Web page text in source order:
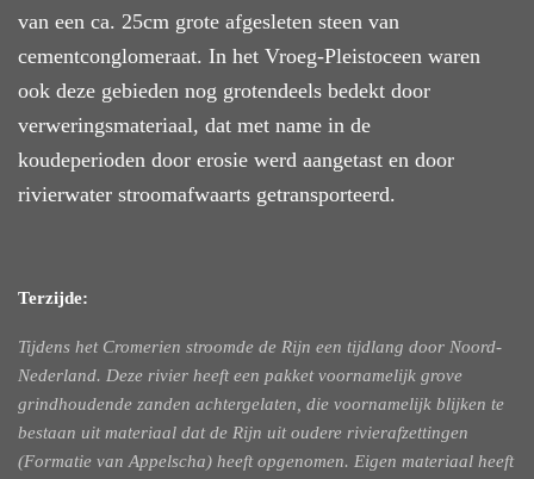
van een ca. 25cm grote afgesleten steen van
cementconglomeraat. In het Vroeg-Pleistoceen waren
ook deze gebieden nog grotendeels bedekt door
verweringsmateriaal, dat met name in de
koudeperioden door erosie werd aangetast en door
rivierwater stroomafwaarts getransporteerd.
Terzijde:
Tijdens het Cromerien stroomde de Rijn een tijdlang door Noord-
Nederland. Deze rivier heeft een pakket voornamelijk grove
grindhoudende zanden achtergelaten, die voornamelijk blijken te
bestaan uit materiaal dat de Rijn uit oudere rivierafzettingen
(Formatie van Appelscha) heeft opgenomen. Eigen materiaal heeft